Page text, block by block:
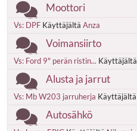
Moottori
Vs: DPF Käyttäjältä Anza
Voimansiirto
Vs: Ford 9" perän ristin... Käyttäjältä
Alusta ja jarrut
Vs: Mb W203 jarruherja Käyttäjältä
Autosähkö